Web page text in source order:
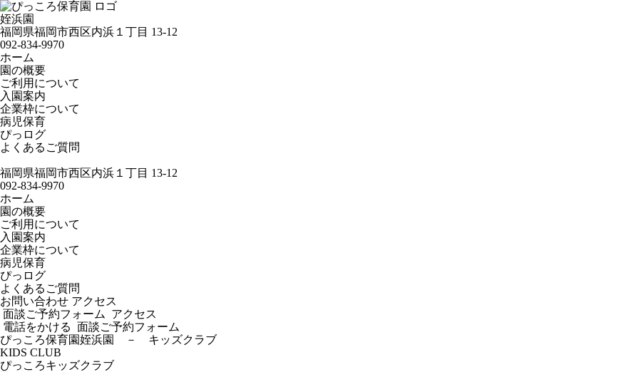
姪浜園
福岡県福岡市西区内浜１丁目 13-12
092-834-9970
ホーム
園の概要
ご利用について
入園案内
企業枠について
病児保育
ぴっログ
よくあるご質問
福岡県福岡市西区内浜１丁目 13-12
092-834-9970
ホーム
園の概要
ご利用について
入園案内
企業枠について
病児保育
ぴっログ
よくあるご質問
お問い合わせ アクセス
面談ご予約フォーム
アクセス
電話をかける 面談ご予約フォーム
ぴっころ保育園姪浜園
－ キッズクラブ
KIDS CLUB
ぴっころキッズクラブ